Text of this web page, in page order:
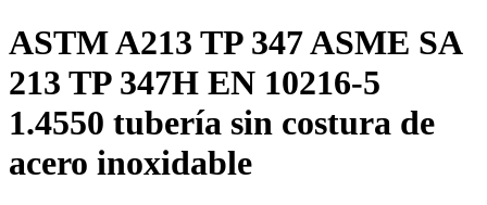
ASTM A213 TP 347 ASME SA
213 TP 347H EN 10216-5
1.4550 tubería sin costura de
acero inoxidable